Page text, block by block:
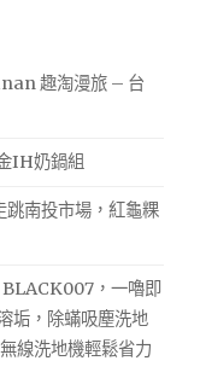
趣淘漫旅 – 台
IH奶鍋組
南投市場，紅龜粿
BLACK007，一嚕即
垢，除蟎吸塵洗地
線洗地機輕鬆省力